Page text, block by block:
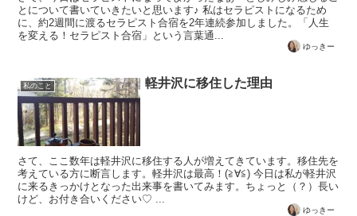
とについて書いていきたいと思います♪ 私はセラピストになるため
に、約2週間に渡るセラピスト合宿を2年連続参加しました。「人生
を変える！セラピスト合宿」という言葉通...
ゆっきー
私のこと 軽井沢に移住した理由
さて、ここ数年は軽井沢に移住する人が増えてきています。移住先を
考えている方に断言します。軽井沢は最高！(≧∀≦) 今日は私が軽井沢
に来るきっかけとなった出来事を書いてみます。ちょっと（？）長い
けど、お付き合いください♡ ...
ゆっきー